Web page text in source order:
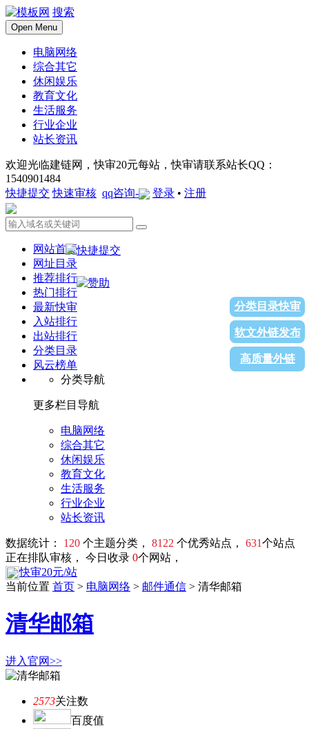
搜索
Open Menu
电脑网络
综合其它
休闲娱乐
教育文化
生活服务
行业企业
站长资讯
欢迎光临建链网，快审20元每站，快审请联系站长QQ：
1540901484
快捷提交 快速审核 qq咨询- 登录 • 注册
网站首页
网址目录
推荐排行
热门排行
最新快审
入站排行
出站排行
分类目录
风云榜单
分类导航
更多栏目导航
电脑网络
综合其它
休闲娱乐
教育文化
生活服务
行业企业
站长资讯
数据统计： 120 个主题分类， 8122 个优秀站点， 631个站点
正在排队审核， 今日收录 0个网站，
快审20元/站
分类目录快审
软文外链发布
高质量外链
当前位置 首页 > 电脑网络 > 邮件通信 > 清华邮箱
清华邮箱
进入官网>>
2573关注数
百度值